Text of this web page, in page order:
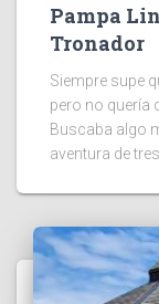
Pampa
Tronador
Siempre supe
pero no quería
Buscaba algo
aventura de